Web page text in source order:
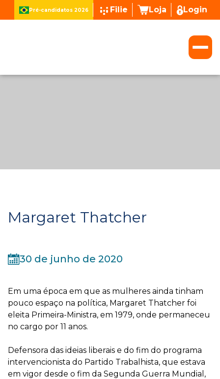
Pré-candidatos 2026 Filie Loja Login
Margaret Thatcher
30 de junho de 2020
Em uma época em que as mulheres ainda tinham
pouco espaço na política, Margaret Thatcher foi
eleita Primeira-Ministra, em 1979, onde permaneceu
no cargo por 11 anos.
Defensora das ideias liberais e do fim do programa
intervencionista do Partido Trabalhista, que estava
em vigor desde o fim da Segunda Guerra Mundial,